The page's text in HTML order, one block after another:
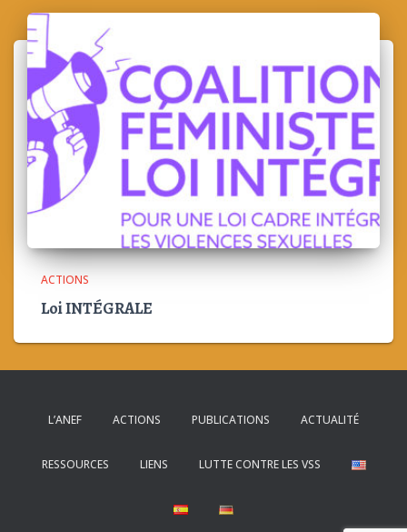
ACTIONS
Loi INTÉGRALE
L’ANEF ACTIONS PUBLICATIONS ACTUALITÉ
RESSOURCES LIENS LUTTE CONTRE LES VSS